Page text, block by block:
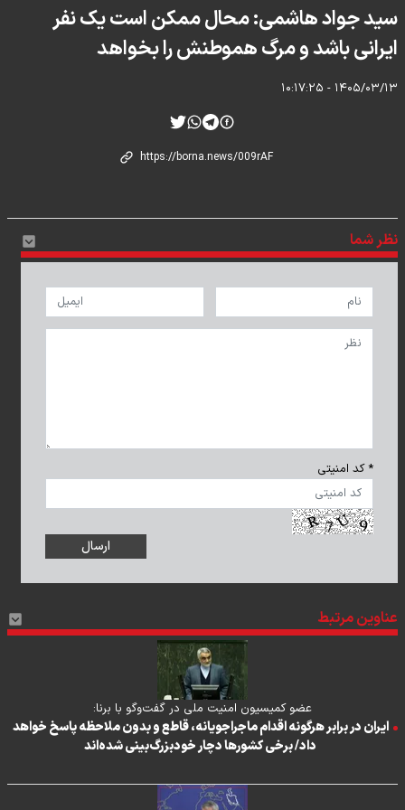
سید جواد هاشمی: محال ممکن است یک نفر
ایرانی باشد و مرگ هموطنش را بخواهد
۱۴۰۵/۰۳/۱۳ - ۱۰:۱۷:۲۵
نظر شما
* کد امنیتی
عناوین مرتبط
عضو کمیسیون امنیت ملی در گفت‌وگو با برنا:
ایران در برابر هرگونه اقدام ماجراجویانه، قاطع و بدون ملاحظه پاسخ خواهد
داد/ برخی کشور‌ها دچار خودبزرگ‌بینی شده‌اند